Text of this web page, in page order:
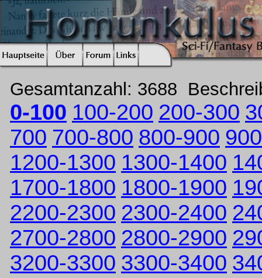
Gesamtanzahl: 3688
0-100 100-200 200-300
700 700-800 800-900
1200-1300 1300-1400
1700-1800 1800-1900
2200-2300 2300-2400
2700-2800 2800-2900
3200-3300 3300-3400